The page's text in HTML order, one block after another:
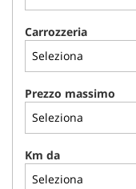
Carrozzeria
Prezzo massimo
Km da
adottiamo
per
offrire
funzionalità
svolgere
le
attività